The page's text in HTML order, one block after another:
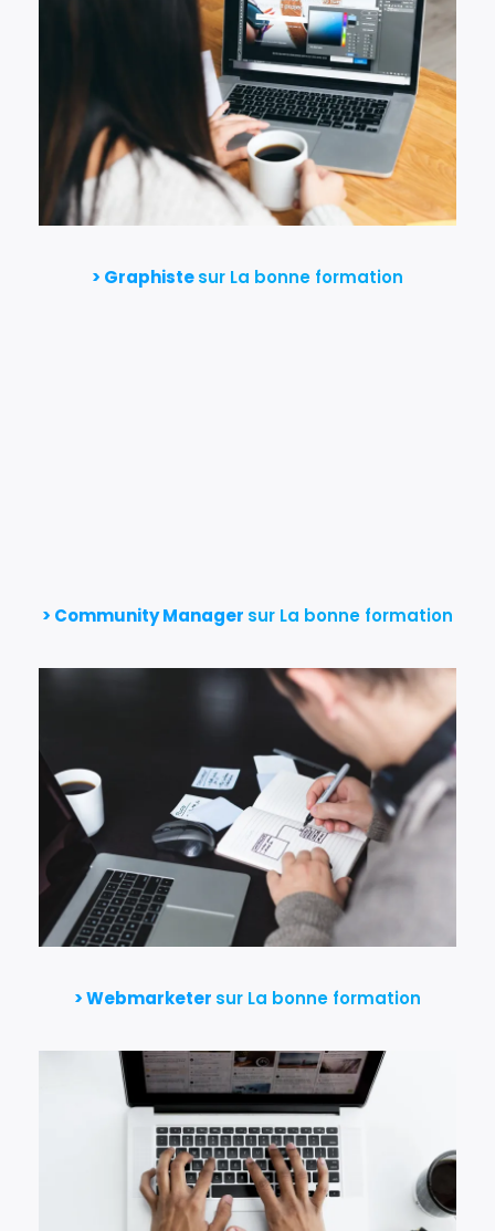
> Graphistesur La bonne formation
> Community Manager sur La bonne formation
> Webmarketer sur La bonne formation